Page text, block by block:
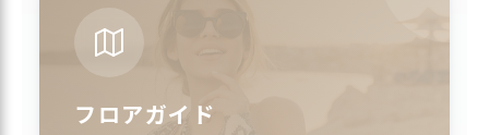
フロアガイド